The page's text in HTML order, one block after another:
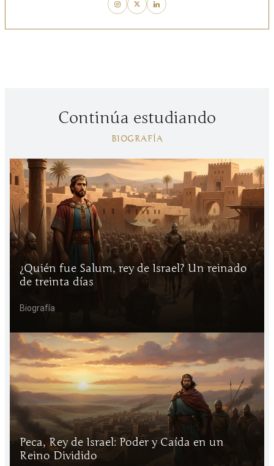
Continúa estudiando
BIOGRAFÍA
¿Quién fue Salum, rey de Israel? Un reinado
de treinta días
Biografía
Peca, Rey de Israel: Poder y Caída en un
Reino Dividido